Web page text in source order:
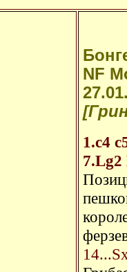
NF
1.c4
7.Lg2